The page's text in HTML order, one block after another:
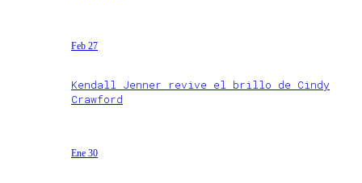
Feb 27
Kendall Jenner revive el brillo de Cindy
Crawford
Ene 30